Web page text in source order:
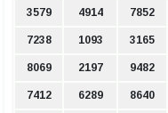
3579 4914 7852
7238 1093 3165
8069 2197 9482
7412 6289 8640